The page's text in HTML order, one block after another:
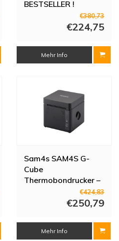
BESTSELLER !
€380,73
€224,75
Mehr Info
Sam4s SAM4S G-
Cube
Thermobondrucker –
WLAN/USB/Ethernet
– 250 mm/s –
x 123 mm
€424,83
€250,79
Mehr Info